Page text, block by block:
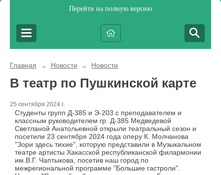
Перейти на полную версию
Главная → Новости → Новости
В театр по Пушкинской карте
25 сентября 2024 г.
Студенты групп Д-385 и Э-203 с преподавателем и
классным руководителем гр. Д-385 Медведевой
Светланой Анатольевной открыли театральный сезон и
посетили 23 сентября 2024 года оперу К. Молчанова
"Зори здесь тихие", которую представили в Музыкальном
театре артисты Хакасской республиканской филармонии
им.В.Г. Чаптыкова, посетив наш город по
межрегиональной программе "Большие гастроли".